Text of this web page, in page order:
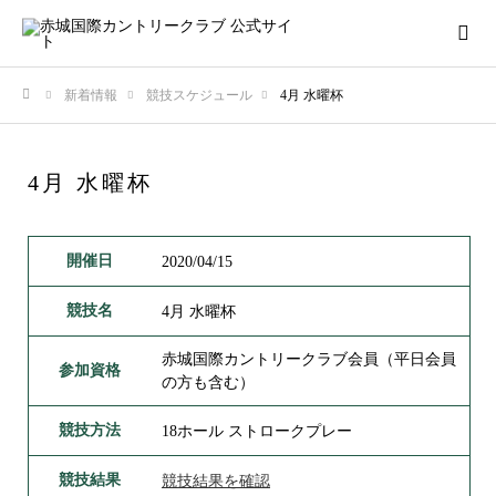
新着情報 競技スケジュール 4月 水曜杯
4月 水曜杯
開催日 2020/04/15
競技名 4月 水曜杯
参加資格
赤城国際カントリークラブ会員（平日会員
の方も含む）
競技方法 18ホール ストロークプレー
競技結果 競技結果を確認